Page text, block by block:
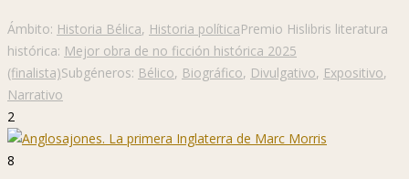
Ámbito: Historia Bélica, Historia políticaPremio Hislibris literatura
histórica: Mejor obra de no ficción histórica 2025
(finalista)Subgéneros: Bélico, Biográfico, Divulgativo, Expositivo,
Narrativo
2
8